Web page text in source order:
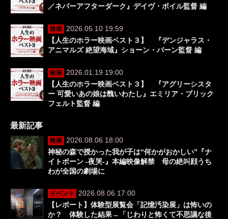
／ネバーアフターダーク』デイヴ・ボイル監督 編
映画
2026.05.10 19:59
【人生のホラー映画ベスト３】 『デンジャラス・
アニマルズ 絶望海域』ショーン・バーン監督 編
映画
2026.01.19 19:00
【人生のホラー映画ベスト３】 『アグリーシスタ
ー 可愛いあの娘は醜いわたし』エミリア・ブリック
フェルト監督 編
最新記事
映画
2026.08.06 18:00
神秘の森で授かった我が子は“何かがおかしい”『ナ
イトボーン -夜哭-』本編映像解禁 母の絶叫顔うち
わが全国の劇場に
イベント
2026.08.06 17:00
【レポート】体験型展覧会「記憶汚染展」は怖いの
か？ 体験した結果→「じわりと怖くて不思議な後